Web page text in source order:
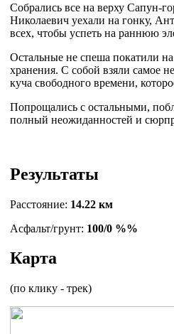
Собрались все на верху Сапун-
Николаевич уехали на гонку,
всех, чтобы успеть на раннюю
Остальные не спеша покатили
хранения. С собой взяли самое
куча свободного времени,
Попрощались с остальными,
полный неожиданностей и
Результаты
Расстояние: 14.22 км
Асфальт/грунт: 100/0 %%
Карта
(по клику - трек)